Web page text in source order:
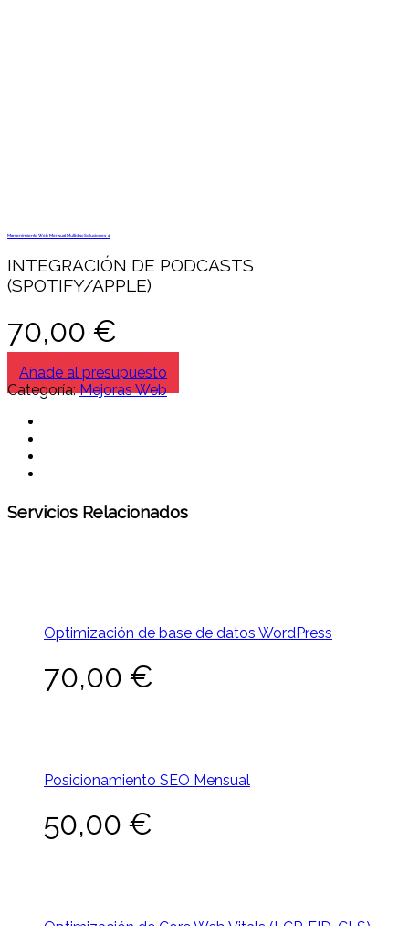
Mantenimiento Web Mensual Multidisc Soluciones 4
INTEGRACIÓN DE PODCASTS
(SPOTIFY/APPLE)
70,00 €
Añade al presupuesto
Categoría:Mejoras Web
Servicios Relacionados
Optimización de base de datos WordPress
70,00 €
Posicionamiento SEO Mensual
50,00 €